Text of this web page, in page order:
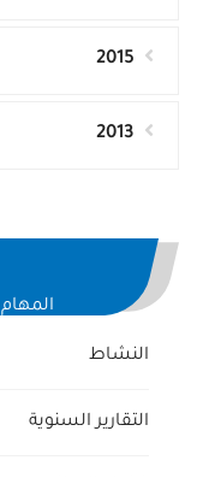
2015
2013
المهام
النشاط
التقارير السنوية